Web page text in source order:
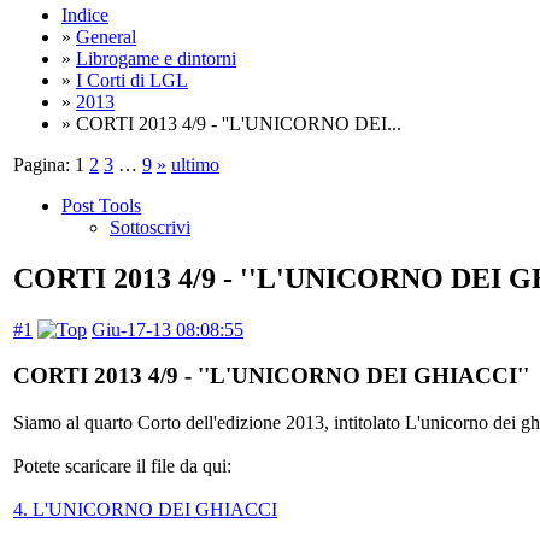
Indice
» General
» Librogame e dintorni
» I Corti di LGL
» 2013
» CORTI 2013 4/9 - ''L'UNICORNO DEI...
Pagina: 1 2 3 … 9 » ultimo
Post Tools
Sottoscrivi
CORTI 2013 4/9 - ''L'UNICORNO DEI
#1 Giu-17-13 08:08:55
CORTI 2013 4/9 - ''L'UNICORNO DEI GHIACCI''
Siamo al quarto Corto dell'edizione 2013, intitolato L'unicorno dei
Potete scaricare il file da qui:
4. L'UNICORNO DEI GHIACCI